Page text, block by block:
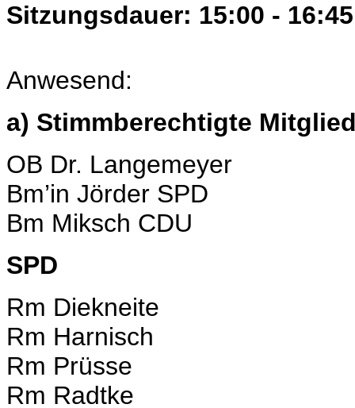
Sitzungsdauer: 15:00 -
Anwesend:
a) Stimmberechtigte
OB Dr. Langemeyer
Bm’in Jörder SPD
Bm Miksch CDU
SPD
Rm Diekneite
Rm Harnisch
Rm Prüsse
Rm Radtke